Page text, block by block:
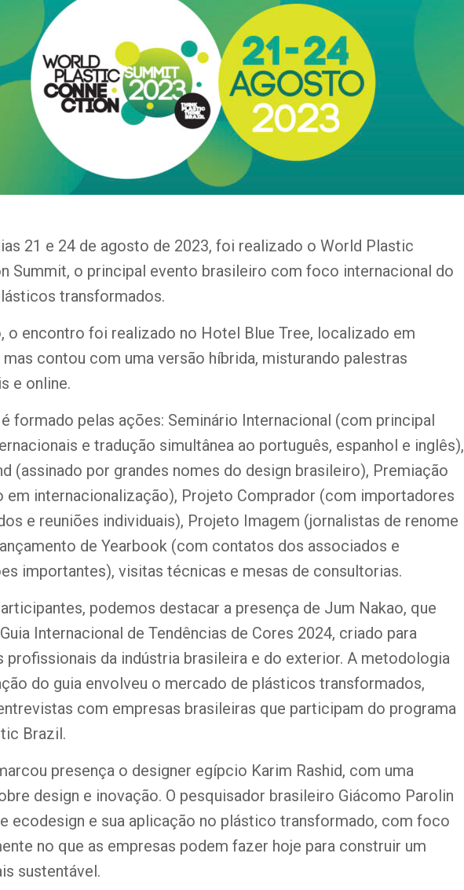
21 e 24 de agosto de 2023, foi realizado o World Plastic
Summit, o principal evento brasileiro com foco internacional do
transformados.
o encontro foi realizado no Hotel Blue Tree, localizado em
mas contou com uma versão híbrida, misturando palestras
e online.
formado pelas ações: Seminário Internacional (com principal
e tradução simultânea ao português, espanhol e inglês),
(assinado por grandes nomes do design brasileiro), Premiação
em internacionalização), Projeto Comprador (com importadores
e reuniões individuais), Projeto Imagem (jornalistas de renome
de Yearbook (com contatos dos associados e
importantes), visitas técnicas e mesas de consultorias.
podemos destacar a presença de Jum Nakao, que
Internacional de Tendências de Cores 2024, criado para
profissionais da indústria brasileira e do exterior. A metodologia
do guia envolveu o mercado de plásticos transformados,
com empresas brasileiras que participam do programa
Brazil.
presença o designer egípcio Karim Rashid, com uma
design e inovação. O pesquisador brasileiro Giácomo Parolin
ecodesign e sua aplicação no plástico transformado, com foco
no que as empresas podem fazer hoje para construir um
sustentável.